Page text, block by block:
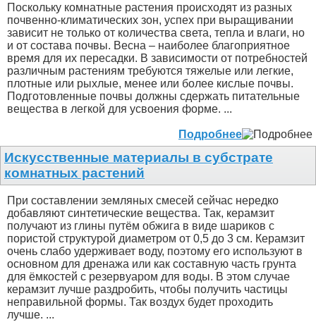
Поскольку комнатные растения происходят из разных
почвенно-климатических зон, успех при выращивании
зависит не только от количества света, тепла и влаги, но
и от состава почвы. Весна – наиболее благоприятное
время для их пересадки. В зависимости от потребностей
различным растениям требуются тяжелые или легкие,
плотные или рыхлые, менее или более кислые почвы.
Подготовленные почвы должны сдержать питательные
вещества в легкой для усвоения форме. ...
Подробнее
Искусственные материалы в субстрате
комнатных растений
При составлении земляных смесей сейчас нередко
добавляют синтетические вещества. Так, керамзит
получают из глины путём обжига в виде шариков с
пористой структурой диаметром от 0,5 до 3 см. Керамзит
очень слабо удерживает воду, поэтому его используют в
основном для дренажа или как составную часть грунта
для ёмкостей с резервуаром для воды. В этом случае
керамзит лучше раздробить, чтобы получить частицы
неправильной формы. Так воздух будет проходить
лучше. ...